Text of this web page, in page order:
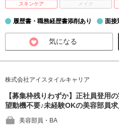
スキンケア
メイク
履歴書・職務経歴書添削あり 面接
気になる
株式会社アイスタイルキャリア
【募集枠残りわずか】正社員登用
望動機不要♪未経験OKの美容部員求
美容部員・BA